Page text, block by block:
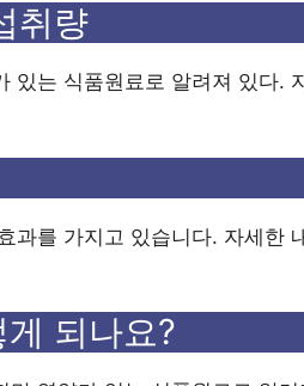
취량
있는 식품원료로 알려져 있다.
과를 가지고 있습니다. 자세한
되나요?